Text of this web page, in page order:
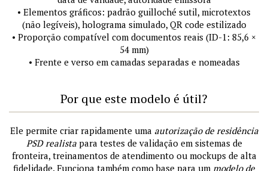
• Elementos gráficos: padrão guilloché sutil, microtextos
(não legíveis), holograma simulado, QR code estilizado
• Proporção compatível com documentos reais (ID-1: 85,6 ×
54 mm)
• Frente e verso em camadas separadas e nomeadas
Por que este modelo é útil?
Ele permite criar rapidamente uma autorização de residência
PSD realistapara testes de validação em sistemas de
fronteira, treinamentos de atendimento ou mockups de alta
fidelidade. Funciona também como base para um modelo de